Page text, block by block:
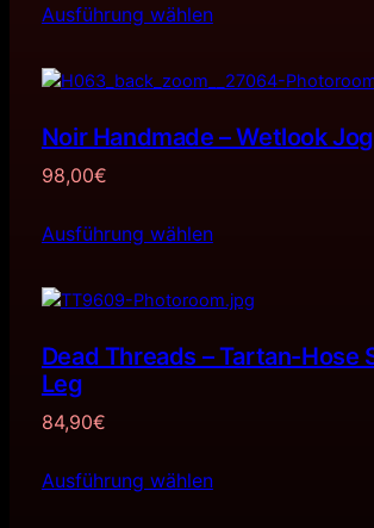
Ausführung wählen
Noir Handmade – Wetlook
98,00€
Ausführung wählen
Dead Threads – Tartan-Hose
Leg
84,90€
Ausführung wählen